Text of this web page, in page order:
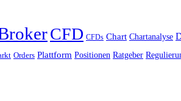
CFD CFDs Chart Chartanalyse
Orders Plattform Positionen Ratgeber